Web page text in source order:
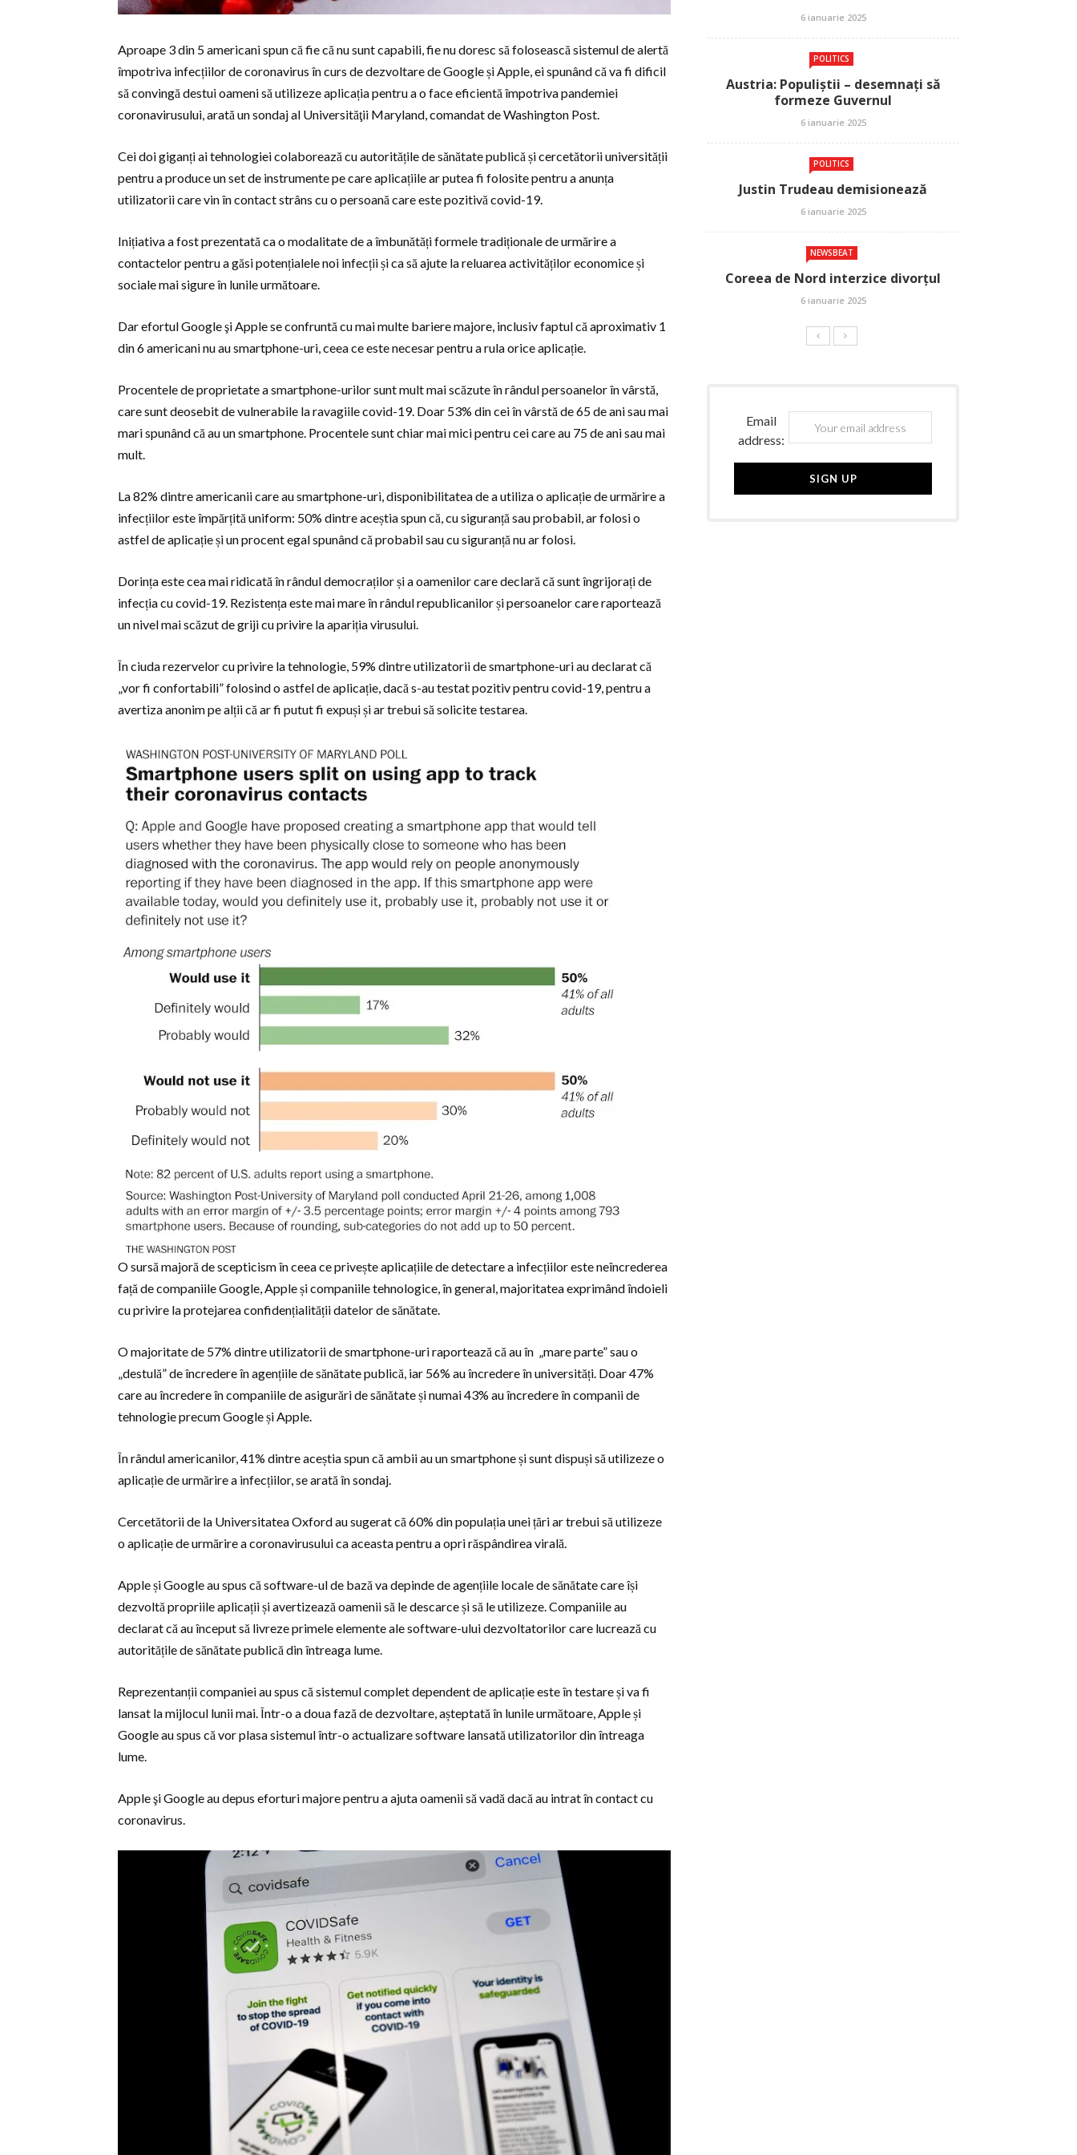
Aproape 3 din 5 americani spun că fie că nu sunt capabili, fie nu doresc să folosească sistemul de alertă
împotriva infecțiilor de coronavirus în curs de dezvoltare de Google și Apple, ei spunând că va fi dificil
să convingă destui oameni să utilizeze aplicația pentru a o face eficientă împotriva pandemiei
coronavirusului, arată un sondaj al Universităţii Maryland, comandat de Washington Post.
Cei doi giganți ai tehnologiei colaborează cu autoritățile de sănătate publică și cercetătorii universității
pentru a produce un set de instrumente pe care aplicațiile ar putea fi folosite pentru a anunța
utilizatorii care vin în contact strâns cu o persoană care este pozitivă covid-19.
Inițiativa a fost prezentată ca o modalitate de a îmbunătăți formele tradiționale de urmărire a
contactelor pentru a găsi potențialele noi infecții și ca să ajute la reluarea activităților economice și
sociale mai sigure în lunile următoare.
Dar efortul Google şi Apple se confruntă cu mai multe bariere majore, inclusiv faptul că aproximativ 1
din 6 americani nu au smartphone-uri, ceea ce este necesar pentru a rula orice aplicație.
Procentele de proprietate a smartphone-urilor sunt mult mai scăzute în rândul persoanelor în vârstă,
care sunt deosebit de vulnerabile la ravagiile covid-19. Doar 53% din cei în vârstă de 65 de ani sau mai
mari spunând că au un smartphone. Procentele sunt chiar mai mici pentru cei care au 75 de ani sau mai
mult.
La 82% dintre americanii care au smartphone-uri, disponibilitatea de a utiliza o aplicație de urmărire a
infecțiilor este împărțită uniform: 50% dintre aceștia spun că, cu siguranță sau probabil, ar folosi o
astfel de aplicație și un procent egal spunând că probabil sau cu siguranță nu ar folosi.
Dorința este cea mai ridicată în rândul democraților și a oamenilor care declară că sunt îngrijorați de
infecția cu covid-19. Rezistența este mai mare în rândul republicanilor și persoanelor care raportează
un nivel mai scăzut de griji cu privire la apariția virusului.
În ciuda rezervelor cu privire la tehnologie, 59% dintre utilizatorii de smartphone-uri au declarat că
„vor fi confortabili” folosind o astfel de aplicație, dacă s-au testat pozitiv pentru covid-19, pentru a
avertiza anonim pe alții că ar fi putut fi expuși și ar trebui să solicite testarea.
O sursă majoră de scepticism în ceea ce privește aplicațiile de detectare a infecțiilor este neîncrederea
față de companiile Google, Apple și companiile tehnologice, în general, majoritatea exprimând îndoieli
cu privire la protejarea confidențialității datelor de sănătate.
O majoritate de 57% dintre utilizatorii de smartphone-uri raportează că au în „mare parte” sau o
„destulă” de încredere în agențiile de sănătate publică, iar 56% au încredere în universități. Doar 47%
care au încredere în companiile de asigurări de sănătate și numai 43% au încredere în companii de
tehnologie precum Google și Apple.
În rândul americanilor, 41% dintre aceștia spun că ambii au un smartphone și sunt dispuși să utilizeze o
aplicație de urmărire a infecțiilor, se arată în sondaj.
Cercetătorii de la Universitatea Oxford au sugerat că 60% din populația unei țări ar trebui să utilizeze
o aplicație de urmărire a coronavirusului ca aceasta pentru a opri răspândirea virală.
Apple și Google au spus că software-ul de bază va depinde de agențiile locale de sănătate care își
dezvoltă propriile aplicații și avertizează oamenii să le descarce și să le utilizeze. Companiile au
declarat că au început să livreze primele elemente ale software-ului dezvoltatorilor care lucrează cu
autoritățile de sănătate publică din întreaga lume.
Reprezentanții companiei au spus că sistemul complet dependent de aplicație este în testare și va fi
lansat la mijlocul lunii mai. Într-o a doua fază de dezvoltare, așteptată în lunile următoare, Apple și
Google au spus că vor plasa sistemul într-o actualizare software lansată utilizatorilor din întreaga
lume.
Apple şi Google au depus eforturi majore pentru a ajuta oamenii să vadă dacă au intrat în contact cu
coronavirus.
6 ianuarie 2025
POLITICS
Austria: Populiștii – desemnați să
formeze Guvernul
6 ianuarie 2025
POLITICS
Justin Trudeau demisionează
6 ianuarie 2025
NEWSBEAT
Coreea de Nord interzice divorțul
6 ianuarie 2025
Email
address: